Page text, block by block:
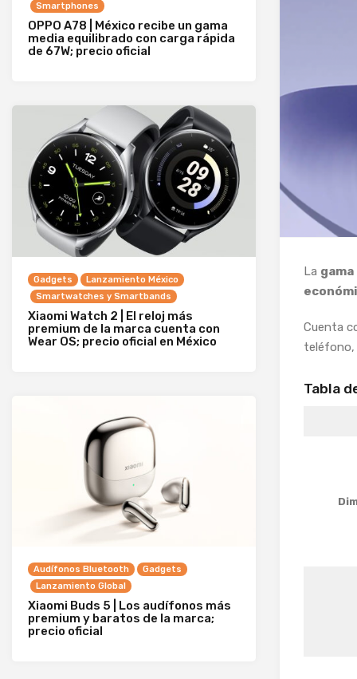
La
Cuenta
teléfono,
Tabla
Smartphones
OPPO A78 | México recibe un gama
media equilibrado con carga rápida
de 67W; precio oficial
Gadgets
Lanzamiento México
Smartwatches y Smartbands
Xiaomi Watch 2 | El reloj más
premium de la marca cuenta con
Wear OS; precio oficial en México
Audífonos Bluetooth
Gadgets
Lanzamiento Global
Xiaomi Buds 5 | Los audífonos más
premium y baratos de la marca;
precio oficial